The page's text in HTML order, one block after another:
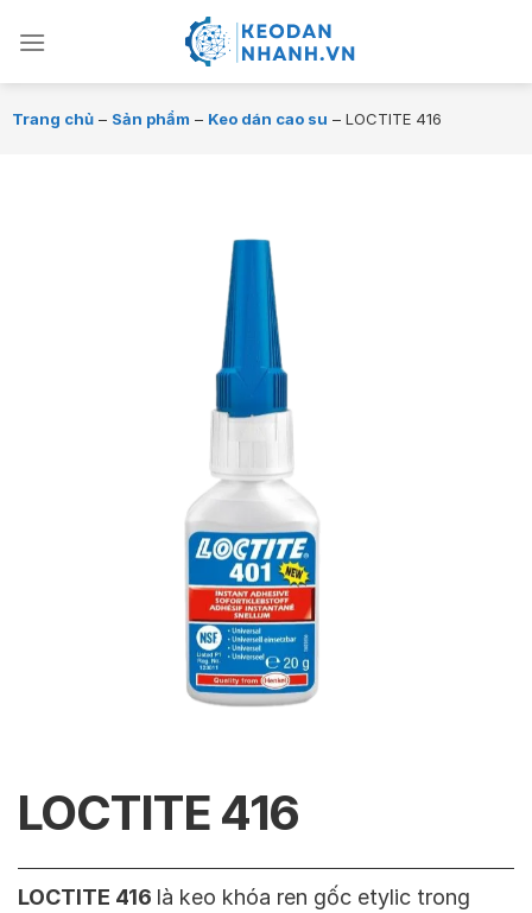
đến
Trang chủ – Sản phẩm – Keo dán cao su – LOCTITE 416
LOCTITE 416
LOCTITE 416 là keo khóa ren gốc etylic trong